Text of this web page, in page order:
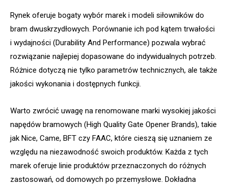
Rynek oferuje bogaty wybór marek i modeli siłowników do
bram dwuskrzydłowych. Porównanie ich pod kątem trwałości
i wydajności (Durability And Performance) pozwala wybrać
rozwiązanie najlepiej dopasowane do indywidualnych potrzeb.
Różnice dotyczą nie tylko parametrów technicznych, ale także
jakości wykonania i dostępnych funkcji.
Warto zwrócić uwagę na renomowane marki wysokiej jakości
napędów bramowych (High Quality Gate Opener Brands), takie
jak Nice, Came, BFT czy FAAC, które cieszą się uznaniem ze
względu na niezawodność swoich produktów. Każda z tych
marek oferuje linie produktów przeznaczonych do różnych
zastosowań, od domowych po przemysłowe. Dokładna